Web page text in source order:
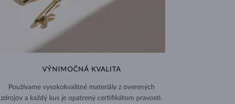
VÝNIMOČNÁ KVALITA
Používame vysokokvalitné materiály z overených
zdrojov a každý kus je opatrený certifikátom pravosti.